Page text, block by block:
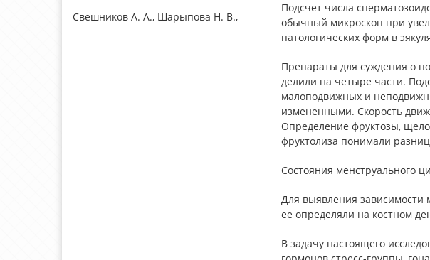
Свешников А. А., Шарыпова Н. В.,
Подсчет числа
обычный микроскоп при
патологических форм в
Препараты для суждения о
делили на четыре части.
малоподвижных и
измененными. Скорость
Определение фруктозы,
фруктолиза понимали
Состояния менструального
Для выявления зависимости
ее определяли на костном
В задачу настоящего